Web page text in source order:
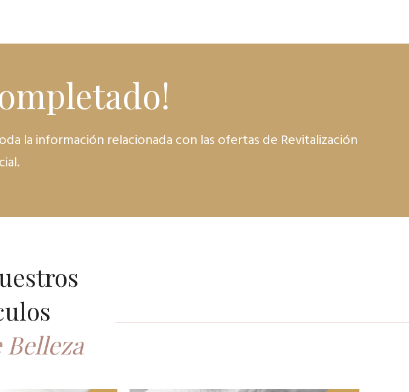
la información relacionada con las ofertas de Revitalización
Belleza